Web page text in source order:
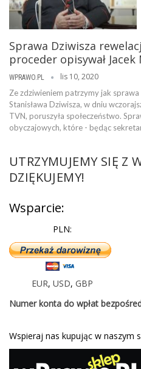
Sprawa Dziwisza
proceder opisywał
WPRAWO.PL lis 10, 2020
Ze zdziwieniem patrzymy jak sprawa
Stanisława Dziwisza, w dniu
TVN, poruszyła społeczeństwo.
obyczajowych, które - będąc
UTRZYMUJEMY SIĘ Z
DZIĘKUJEMY!
Wsparcie:
PLN:
EUR, USD, GBP
Numer konta do wpłat
Wspieraj nas kupując w naszym